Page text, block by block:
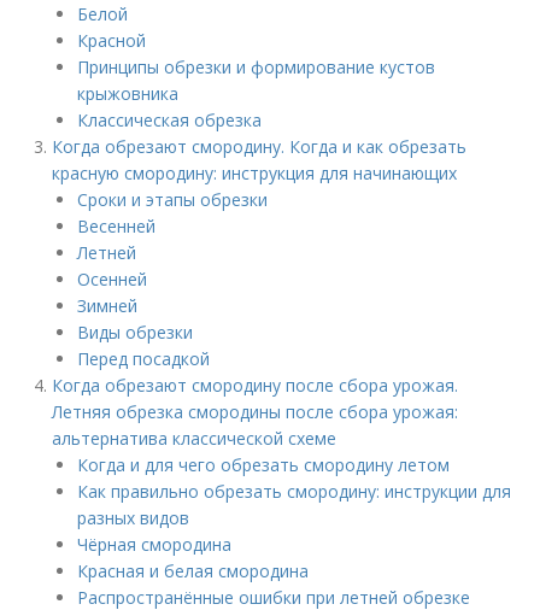
Белой
Красной
Принципы обрезки и формирование кустов
крыжовника
Классическая обрезка
Когда обрезают смородину. Когда и как обрезать
красную смородину: инструкция для начинающих
Сроки и этапы обрезки
Весенней
Летней
Осенней
Зимней
Виды обрезки
Перед посадкой
Когда обрезают смородину после сбора урожая.
Летняя обрезка смородины после сбора урожая:
альтернатива классической схеме
Когда и для чего обрезать смородину летом
Как правильно обрезать смородину: инструкции для
разных видов
Чёрная смородина
Красная и белая смородина
Распространённые ошибки при летней обрезке